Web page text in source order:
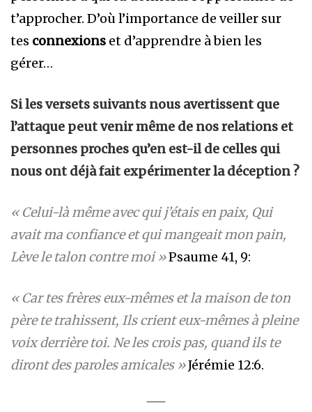
t’approcher. D’où l’importance de veiller sur
tes connexions et d’apprendre à bien les
gérer…
Si les versets suivants nous avertissent que
l’attaque peut venir même de nos relations et
personnes proches qu’en est-il de celles qui
nous ont déjà fait expérimenter la déception ?
« Celui-là même avec qui j’étais en paix, Qui
avait ma confiance et qui mangeait mon pain,
Lève le talon contre moi »Psaume 41, 9:
« Car tes frères eux-mêmes et la maison de ton
père te trahissent, Ils crient eux-mêmes à pleine
voix derrière toi. Ne les crois pas, quand ils te
diront des paroles amicales »Jérémie 12:6.